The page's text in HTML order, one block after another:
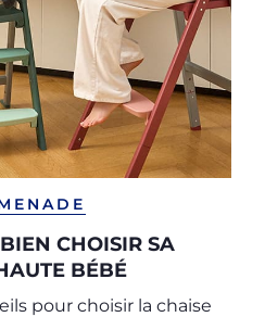
CHOISIR SA
BÉBÉ
pour choisir la chaise